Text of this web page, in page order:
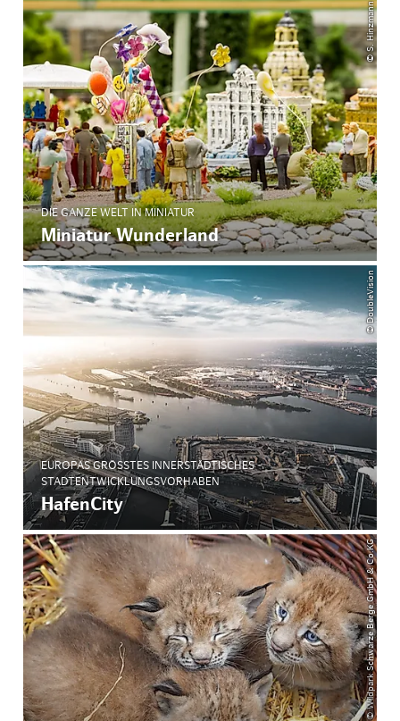
© S. Hinzmann
DIE GANZE WELT IN MINIATUR
Miniatur Wunderland
© DoubleVision
EUROPAS GRÖSSTES INNERSTÄDTISCHES S
TADTENTWICKLUNGSVORHABEN
HafenCity
© Wildpark Schwarze Berge GmbH & Co.KG